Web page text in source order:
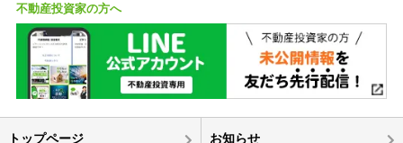
不動産投資家の方へ
トップページ お知らせ